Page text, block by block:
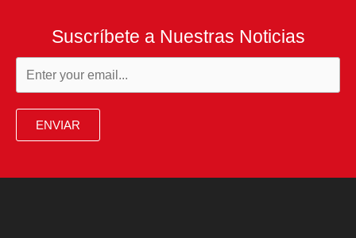
Suscríbete a Nuestras Noticias
ENVIAR